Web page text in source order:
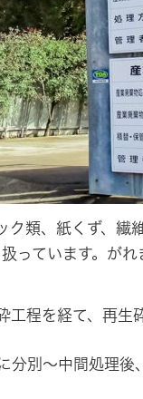
ク類、紙くず、繊
っています。が
工程を経て、再
分別〜中間処理